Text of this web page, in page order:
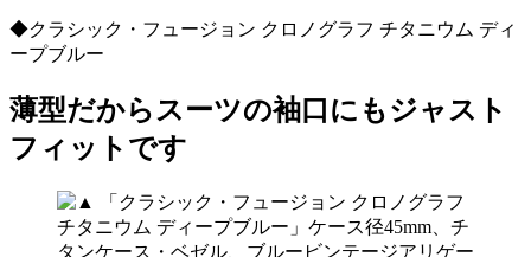
◆クラシック・フュージョン クロノグラフ チタニウム ディ
ープブルー
薄型だからスーツの袖口にもジャスト
フィットです